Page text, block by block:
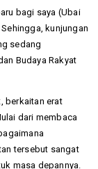
bagi saya (Ubai
kunjungan
sedang
Budaya Rakyat
berkaitan erat
dari membaca
tersebut sangat
masa depannya.